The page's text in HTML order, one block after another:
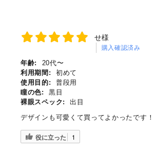
せ様
購入確認済み
年齢:
20代〜
利用期間:
初めて
使用目的:
普段用
瞳の色:
黒目
裸眼スペック:
出目
デザインも可愛くて買ってよかったです！
役に立った 1